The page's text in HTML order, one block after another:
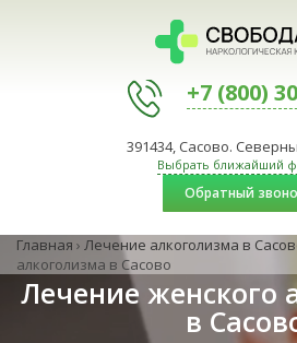
+7 (800)
391434, Сасово.
Выбрать ближайший
Обратный
Главная › Лечение алкоголизма в
алкоголизма в Сасово
Лечение женского
в